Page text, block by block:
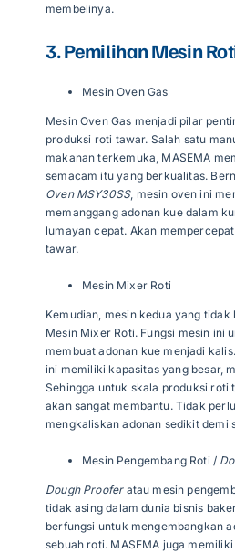
membelinya.
3. Pemilihan Mesin
Mesin Oven Gas
Mesin Oven Gas menjadi pilar
produksi roti tawar. Salah satu
makanan terkemuka, MASEMA
semacam itu yang berkualitas.
Oven MSY30SS, mesin oven ini
memanggang adonan kue dalam
lumayan cepat. Akan
tawar.
Mesin Mixer Roti
Kemudian, mesin kedua yang tidak
Mesin Mixer Roti. Fungsi mesin ini
membuat adonan kue menjadi
ini memiliki kapasitas yang besar,
Sehingga untuk skala produksi roti
akan sangat membantu. Tidak
mengkaliskan adonan sedikit demi
Mesin Pengembang Roti /
Dough Prooferatau mesin
tidak asing dalam dunia bisnis
berfungsi untuk mengembangkan
sebuah roti. MASEMA juga